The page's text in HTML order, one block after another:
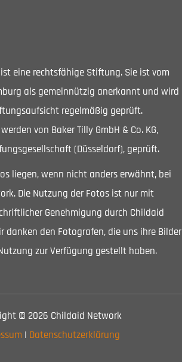
ist eine rechtsfähige Stiftung. Sie ist vom
als gemeinnützig anerkannt und wird
regelmäßig geprüft.
von Baker Tilly GmbH & Co. KG,
(Düsseldorf), geprüft.
liegen, wenn nicht anders erwähnt, bei
Die Nutzung der Fotos ist nur mit
Genehmigung durch Childaid
danken den Fotografen, die uns ihre Bilder
zur Verfügung gestellt haben.
© 2026 Childaid Network
| Datenschutzerklärung